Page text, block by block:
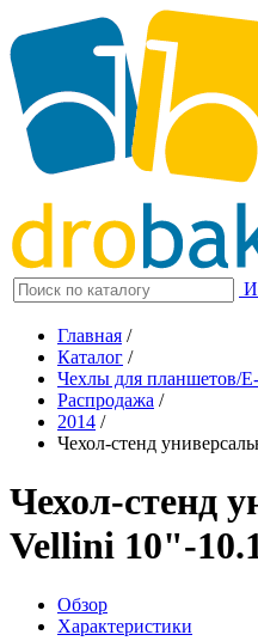
Главная /
Каталог /
Чехлы для планшетов/
Распродажа /
2014 /
Чехол-стенд
Чехол-стенд
Vellini 10"-
Обзор
Характеристики